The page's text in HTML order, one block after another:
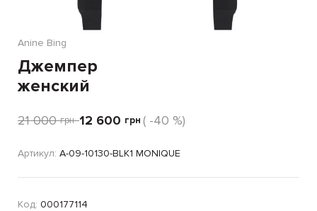
Anine Bing
Джемпер
женский
21 000 грн 12 600 грн ( -40 %)
Артикул: A-09-10130-BLK1 MONIQUE
Код: 000177114